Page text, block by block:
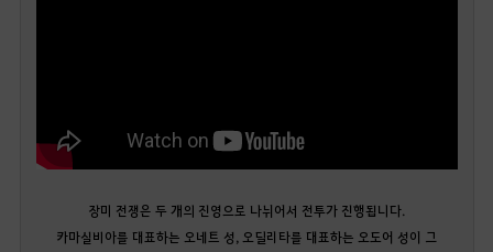
장미 전쟁은 두 개의 진영으로 나뉘어서 전투가 진행됩니다.
카마실비아를 대표하는 오네트 성, 오딜리타를 대표하는 오도어 성이 그